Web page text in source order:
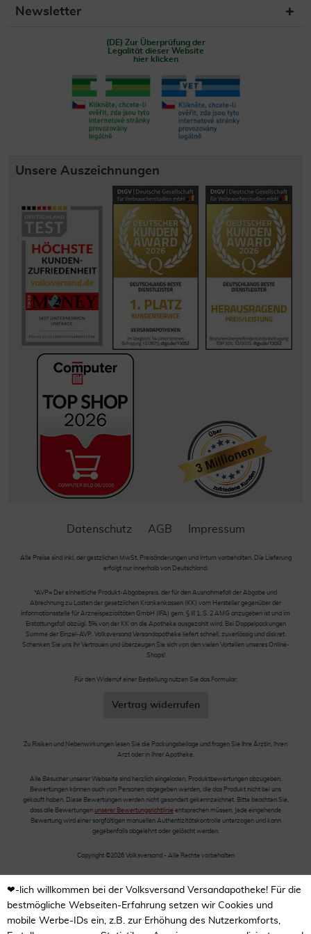
Newsletter
(DE) Zur Überprüfung der
Legalität dieser Website
hier klicken
Unsere Auszeichnungen
Datenschutz AGB Impressum
Alle Preise sind inkl. der gestzlichen MwSt. Preisänderungen und Irrtum vorbehalten. Die Lieferung
erfolgt nur innerhalb von Deutschland.
*AVP= Der einheitliche Produkt-Abgabepreis, der für den Ausnahmefall der Abgabe und
Abrechnung zu Lasten der gesetzlichen Krankenkassen (KK) vom Hersteller gegenüber der
Informationsstelle für Arzneispezialitäten GmbH (IFA) gem. § III 1, S. 2 AMG anzugeben ist und im
Erstattungsfall abzügl. 5% von der KK an die Apotheke ausgezahlt wird. Bei Doppelpackungen
Summe der Einzel-AVP. Volksversand Versandapotheke liefert schnell, zuverlässig und diskret.
Schenken Sie uns Ihr Vertrauen und überzeugen Sie sich von den vielen Vorteilen unseres Online-
Shops!
Für den Widerruf einer Bestellung nutzen Sie das Formular:
Vertrag widerrufen
Zu Risiken und Nebenwirkungen lesen Sie die Packungsbeilage und fragen Sie Ihre Ärztin, Ihren
Arzt oder in Ihrer Apotheke.
Alle Besucher unserer Webseite sind herzlich eingeladen, Produktbewertungen abzugeben.
Bewertungen können auch von Personen abgegeben werden, die das Produkt nicht bei uns
gekauft haben. Diese Bewertungen werden nicht gesondert gekennzeichnet. Bitte beachten Sie,
dass alle Bewertungen unserer Bewertungsrichtlinie entsprechen müssen. Jede eingehende
Bewertung wird einer sorgfältigen manuellen Authentizitätskontrolle unterzogen und kann
gegebenfalls abgelehnt oder gelöscht werden.
Copyright ©2026 Volksversand - Alle Rechte vorbehalten
❤-lich willkommen bei der Volksversand Versandapotheke! Für die
bestmögliche Webseiten-Erfahrung setzen wir Cookies und
mobile Werbe-IDs ein, z.B. zur Erhöhung des Nutzerkomforts,